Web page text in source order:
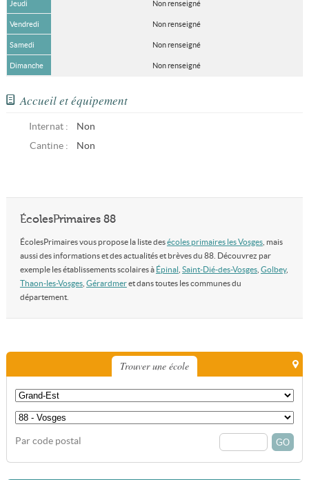
Jeudi Non renseigné
Vendredi Non renseigné
Samedi Non renseigné
Dimanche Non renseigné
Accueil et équipement
Internat :
Non
Cantine :
Non
ÉcolesPrimaires 88
ÉcolesPrimaires vous propose la liste desécoles primaires les Vosges, mais
aussi des informations et des actualités et brèves du 88. Découvrez par
exemple les établissements scolaires à Épinal Saint-Dié-des-Vosges, Golbey,
Thaon-les-Vosges, Gérardmeret dans toutes les communes du
département.
Trouver une école
Par code postal